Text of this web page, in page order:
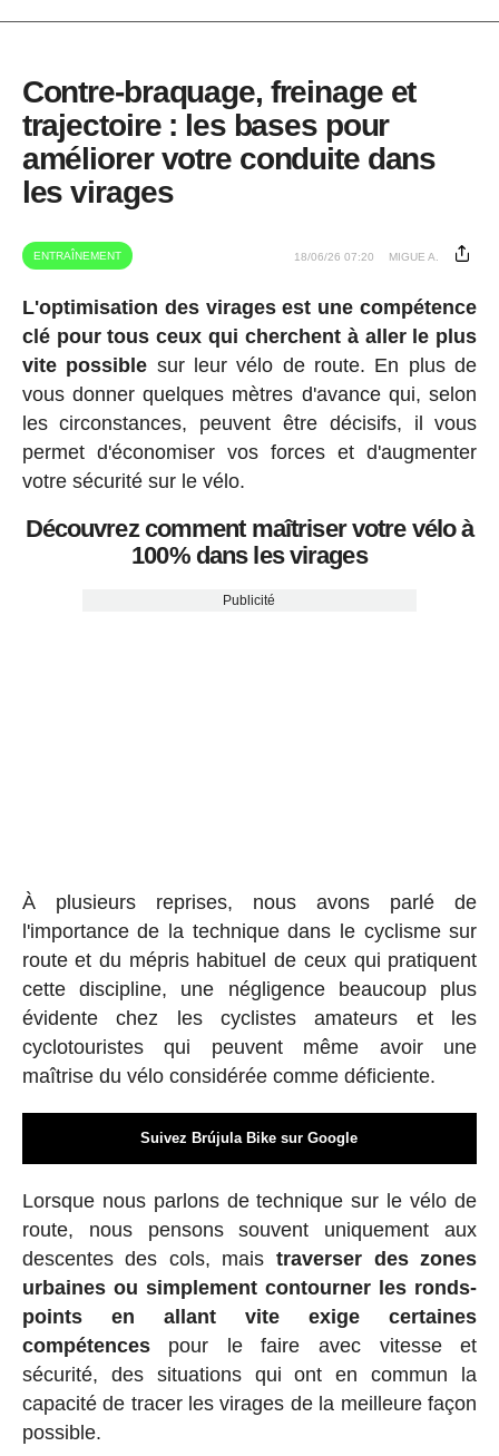
Contre-braquage, freinage et
trajectoire : les bases pour
améliorer votre conduite dans
les virages
ENTRAÎNEMENT 18/06/26 07:20 MIGUE A.
L'optimisation des virages est une compétence
clé pour tous ceux qui cherchent à aller le plus
vite possible sur leur vélo de route. En plus de
vous donner quelques mètres d'avance qui, selon
les circonstances, peuvent être décisifs, il vous
permet d'économiser vos forces et d'augmenter
votre sécurité sur le vélo.
Découvrez comment maîtriser votre vélo à
100% dans les virages
Publicité
À plusieurs reprises, nous avons parlé de
l'importance de la technique dans le cyclisme sur
route et du mépris habituel de ceux qui pratiquent
cette discipline, une négligence beaucoup plus
évidente chez les cyclistes amateurs et les
cyclotouristes qui peuvent même avoir une
maîtrise du vélo considérée comme déficiente.
Suivez Brújula Bike sur Google
Lorsque nous parlons de technique sur le vélo de
route, nous pensons souvent uniquement aux
descentes des cols, maistraverser des zones
urbaines ou simplement contourner les ronds-
points en allant vite exige certaines
compétences pour le faire avec vitesse et
sécurité, des situations qui ont en commun la
capacité de tracer les virages de la meilleure façon
possible.